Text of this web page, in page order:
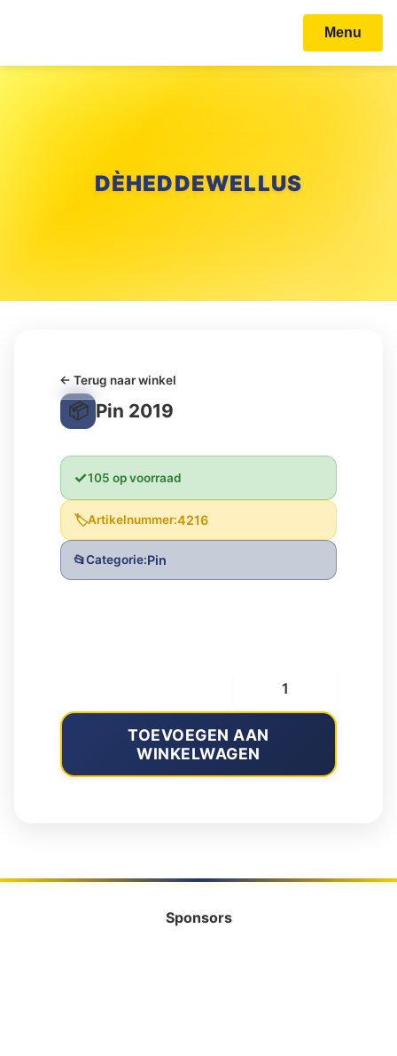
Menu
DÈHEDDEWELLUS
← Terug naar winkel
Pin 2019
was:
€ 3,00.
is:
€ 1,00.
aantal
TOEVOEGEN AAN
WINKELWAGEN
105 op voorraad
Artikelnummer:4216
Categorie:Pin
Sponsors